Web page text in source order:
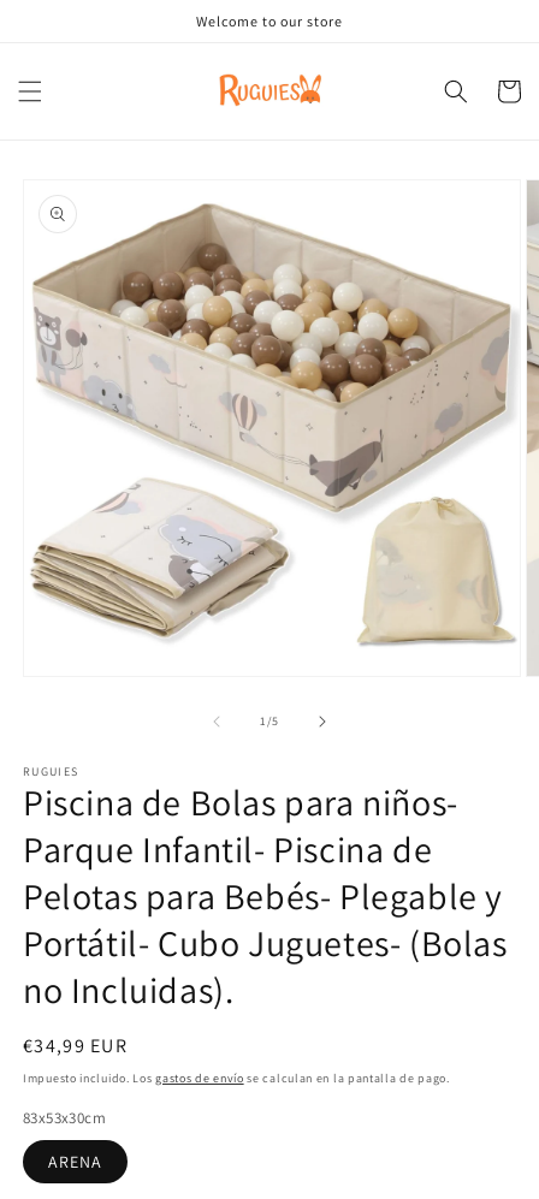
Welcome to our store
Carrito
a la
información
del producto
una
ventana
modal
1/de
5
RUGUIES
Piscina de Bolas para niños-
Parque Infantil- Piscina de
Pelotas para Bebés- Plegable y
Portátil- Cubo Juguetes- (Bolas
no Incluidas).
Precio
habitual
€34,99 EUR
Impuesto incluido. Losgastos de envío se calculan en la pantalla de pago.
83x53x30cm
ARENA